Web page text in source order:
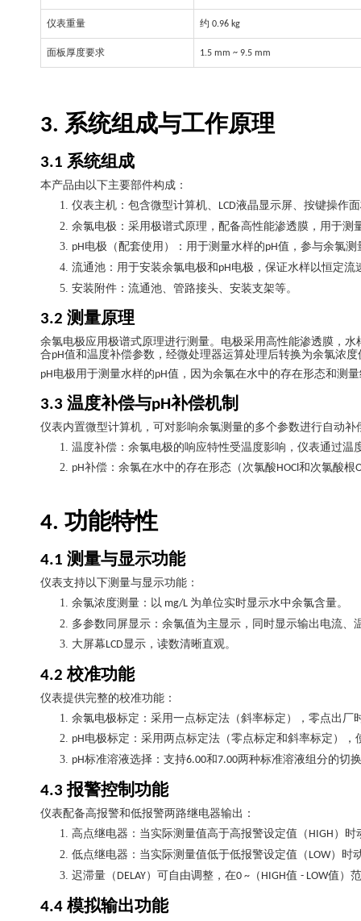
仪表重量 约 0.96 kg
面板厚度要求 1.5 mm ~ 9.5 mm
3. 系统组成与工作原理
3.1 系统组成
本产品由以下主要部件构成：
1. 仪表主机：包含微型计算机、 LCD液晶显示屏、按键操作
2. 余氯电极：采用极谱式原理，配备高性能渗透膜，用于测
3. pH电极（配套使用）：用于测量水样的pH值，参与余氯测
4. 流通池：用于安装余氯电极和 pH电极，保证水样以恒定流
5. 安装附件：流通池、管路接头、安装支架等。
3.2 测量原理
余氯电极应用极谱式原理进行测量。电极采用高性能渗透膜，
合pH值和温度补偿参数，经微处理器运算处理后转换为余氯浓度
pH电极用于测量水样的pH值，因为余氯在水中的存在形态和测
3.3 温度补偿与pH补偿机制
仪表内置微型计算机，可对影响余氯测量的多个参数进行自动补
1. 温度补偿：余氯电极的响应特性受温度影响，仪表通过温
2. pH补偿：余氯在水中的存在形态（次氯酸HOCl和次氯酸根
4. 功能特性
4.1 测量与显示功能
仪表支持以下测量与显示功能：
1. 余氯浓度测量：以 mg/L 为单位实时显示水中余氯含量。
2. 多参数同屏显示：余氯值为主显示，同时显示输出电流、
3. 大屏幕LCD显示，读数清晰直观。
4.2校准功能
仪表提供完整的校准功能：
1. 余氯电极标定：采用一点标定法（斜率标定），零点出厂
2. pH电极标定：采用两点标定法（零点标定和斜率标定），
3. pH标准溶液选择：支持6.00和7.00两种标准溶液组分的切
4.3报警控制功能
仪表配备高报警和低报警两路继电器输出：
1. 高点继电器：当实际测量值高于高报警设定值（ HIGH ）时
2. 低点继电器：当实际测量值低于低报警设定值（ LOW）时
3. 迟滞量（ DELAY）可自由调整，在0 ~ （ HIGH值 - LOW值）
4.4 模拟输出功能